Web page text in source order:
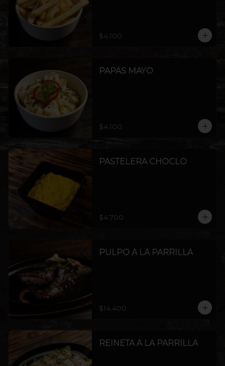
$4.100
PAPAS MAYO
$4.100
PASTELERA CHOCLO
$4.700
PULPO A LA PARRILLA
$14.400
REINETA A LA PARRILLA